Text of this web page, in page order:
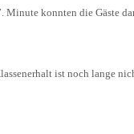
Minute konnten die Gäste
ist noch lange